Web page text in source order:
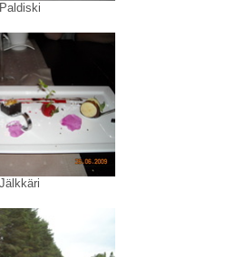
Paldiski
Jälkkäri